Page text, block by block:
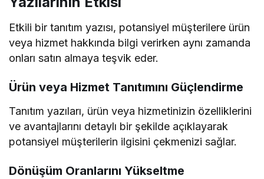
Etkili bir tanıtım yazısı, potansiyel müşterilere ürün
veya hizmet hakkında bilgi verirken aynı zamanda
onları satın almaya teşvik eder.
Ürün veya Hizmet Tanıtımını Güçlendirme
Tanıtım yazıları, ürün veya hizmetinizin özelliklerini
ve avantajlarını detaylı bir şekilde açıklayarak
potansiyel müşterilerin ilgisini çekmenizi sağlar.
Dönüşüm Oranlarını Yükseltme